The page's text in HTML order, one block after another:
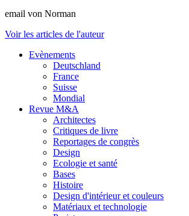
email von Norman
Voir les articles de l'auteur
Evènements
Deutschland
France
Suisse
Mondial
Revue M&A
Architectes
Critiques de livre
Reportages de congrès
Design
Ecologie et santé
Bases
Histoire
Design d'intérieur et couleurs
Matériaux et technologie